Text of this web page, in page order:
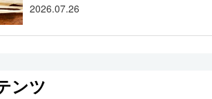
2026.07.26
ンツ